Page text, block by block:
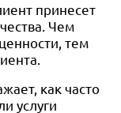
принесет
Чем
тем
как часто
услуги